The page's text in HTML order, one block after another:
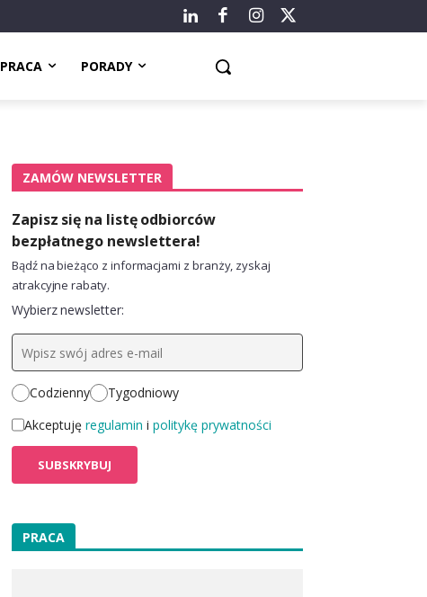
PRACA PORADY
ZAMÓW NEWSLETTER
Zapisz się na listę odbiorców
bezpłatnego newslettera!
Bądź na bieżąco z informacjami z branży, zyskaj
atrakcyjne rabaty.
Wybierz newsletter:
Codzienny
Tygodniowy
Akceptuję regulamin i politykę prywatności
PRACA